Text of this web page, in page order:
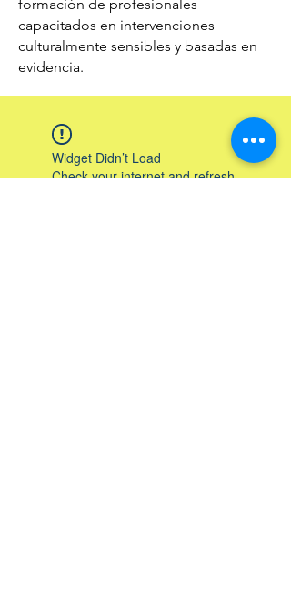
formación de profesionales
capacitados en intervenciones
culturalmente sensibles y basadas en
evidencia.
Widget Didn’t Load
Check your internet and refresh